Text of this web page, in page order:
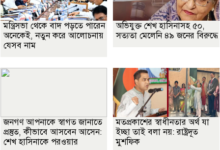
মন্ত্রিসভা থেকে বাদ পড়তে পারেন
অনেকেই, নতুন করে আলোচনায়
যেসব নাম
অভিযুক্ত শেখ হাসিনাসহ ৫০,
সত্যতা মেলেনি ৪৯ জনের বিরুদ্ধে
জনগণ আপনাকে স্বাগত জানাতে
প্রস্তুত, কীভাবে আসবেন আসেন:
শেখ হাসিনাকে পরওয়ার
মতপ্রকাশের স্বাধীনতার অর্থ যা
ইচ্ছা তাই বলা নয়: রাষ্ট্রদূত
মুশফিক